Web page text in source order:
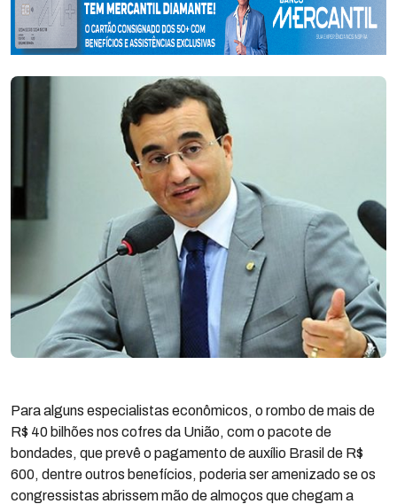
Para alguns especialistas econômicos, o rombo de mais de
R$ 40 bilhões nos cofres da União, com o pacote de
bondades, que prevê o pagamento de auxílio Brasil de R$
600, dentre outros benefícios, poderia ser amenizado se os
congressistas abrissem mão de almoços que chegam a